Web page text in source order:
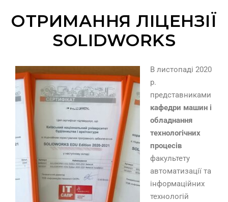
ОТРИМАННЯ ЛІЦЕНЗІЇ
SOLIDWORKS
В листопаді 2020
р.
представниками
кафедри машин і
обладнання
технологічних
процесів
факультету
автоматизації та
інформаційних
технологій